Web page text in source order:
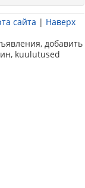
сайта | Наверх
добавить
kuulutused